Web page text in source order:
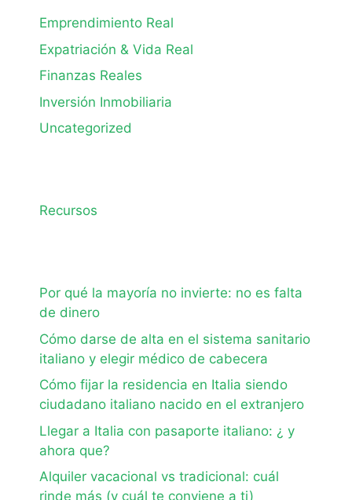
Emprendimiento Real
Expatriación & Vida Real
Finanzas Reales
Inversión Inmobiliaria
Uncategorized
Recursos
Por qué la mayoría no invierte: no es falta
de dinero
Cómo darse de alta en el sistema sanitario
italiano y elegir médico de cabecera
Cómo fijar la residencia en Italia siendo
ciudadano italiano nacido en el extranjero
Llegar a Italia con pasaporte italiano: ¿ y
ahora que?
Alquiler vacacional vs tradicional: cuál
rinde más (y cuál te conviene a ti)